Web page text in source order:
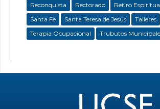
Reconquista
Rectorado
Retiro
Santa Fe
Santa Teresa de Jesús
Talleres
Terapia Ocupacional
Trubutos